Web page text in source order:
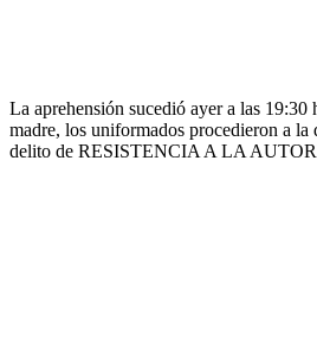
La aprehensión sucedió ayer a las
madre, los uniformados procedieron a
delito de RESISTENCIA A LA